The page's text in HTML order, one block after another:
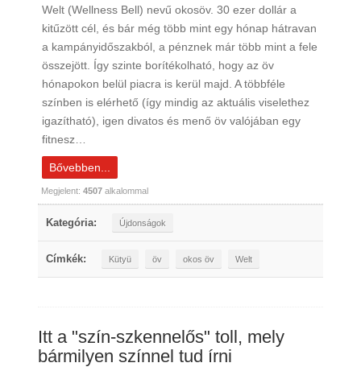
Welt (Wellness Bell) nevű okosöv. 30 ezer dollár a
kitűzött cél, és bár még több mint egy hónap hátravan
a kampányidőszakból, a pénznek már több mint a fele
összejött. Így szinte borítékolható, hogy az öv
hónapokon belül piacra is kerül majd. A többféle
színben is elérhető (így mindig az aktuális viselethez
igazítható), igen divatos és menő öv valójában egy
fitnesz…
Bővebben...
Megjelent: 4507alkalommal
Kategória: Újdonságok
Címkék: Kütyü öv okos öv Welt
Itt a "szín-szkennelős" toll, mely
bármilyen színnel tud írni